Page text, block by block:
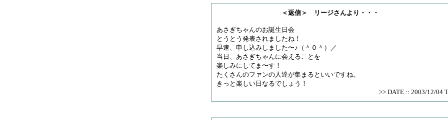
＜返信＞ リージさんより・・・
あさぎちゃんのお誕生日会
とうとう発表されましたね！
早速、申し込みしました〜♪（＾０＾）／
当日、あさぎちゃんに会えることを
楽しみにしてま〜す！
たくさんのファンの人達が集まるといいですね。
きっと楽しい日なるでしょう！
>> DATE :: 2003/12/04